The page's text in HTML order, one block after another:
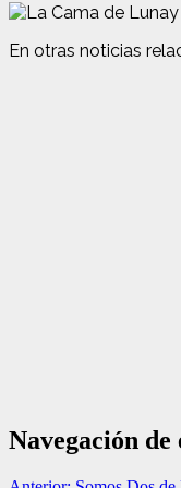
En otras noticias
Navegación de